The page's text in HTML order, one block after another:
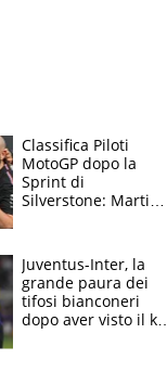
Classifica Piloti
MotoGP dopo la
Sprint di
Silverstone: Martin
Marquez
Juventus-Inter, la
grande paura dei
tifosi bianconeri
dopo aver visto il ko